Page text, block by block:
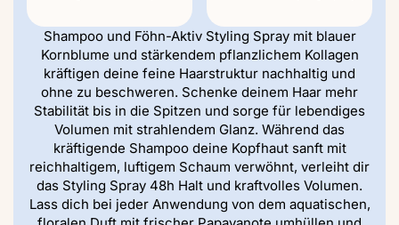
Shampoo und Föhn-Aktiv Styling Spray mit blauer
Kornblume und stärkendem pflanzlichem Kollagen
kräftigen deine feine Haarstruktur nachhaltig und
ohne zu beschweren. Schenke deinem Haar mehr
Stabilität bis in die Spitzen und sorge für lebendiges
Volumen mit strahlendem Glanz. Während das
kräftigende Shampoo deine Kopfhaut sanft mit
reichhaltigem, luftigem Schaum verwöhnt, verleiht dir
das Styling Spray 48h Halt und kraftvolles Volumen.
Lass dich bei jeder Anwendung von dem aquatischen,